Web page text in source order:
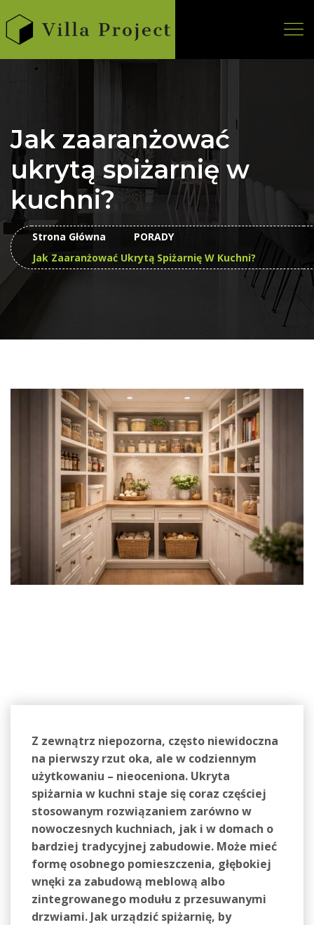
Jak zaaranżować
ukrytą spiżarnię w
kuchni?
Strona Główna
PORADY
Jak Zaaranżować Ukrytą Spiżarnię W Kuchni?
Z zewnątrz niepozorna, często niewidoczna
na pierwszy rzut oka, ale w codziennym
użytkowaniu – nieoceniona. Ukryta
spiżarnia w kuchni staje się coraz częściej
stosowanym rozwiązaniem zarówno w
nowoczesnych kuchniach, jak i w domach o
bardziej tradycyjnej zabudowie. Może mieć
formę osobnego pomieszczenia, głębokiej
wnęki za zabudową meblową albo
zintegrowanego modułu z przesuwanymi
drzwiami. Jak urządzić spiżarnię, by